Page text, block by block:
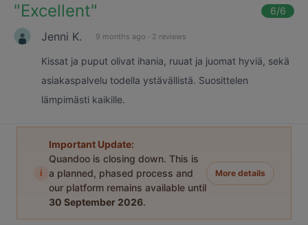
"Excellent" 6/6
Jenni K. 9 months ago · 2 reviews
Kissat ja puput olivat ihania, ruuat ja juomat hyviä, sekä
asiakaspalvelu todella ystävällistä. Suosittelen
lämpimästi kaikille.
i
Important Update:
Quandoo is closing down. This is
a planned, phased process and
our platform remains available until
30 September 2026.
More details